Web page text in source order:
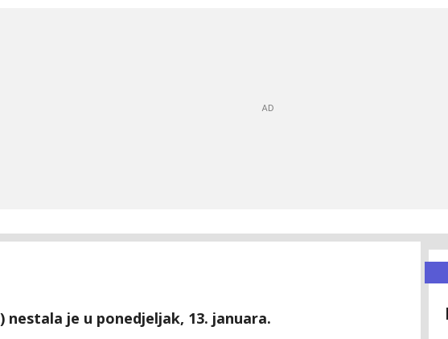
nestala je u ponedjeljak, 13. januara.